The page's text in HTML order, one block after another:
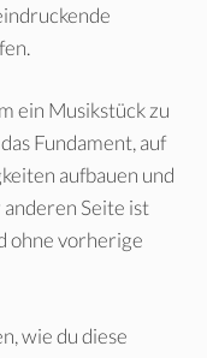
ein Musikstück zu
Fundament, auf
aufbauen und
Seite ist
ohne vorherige
wie du diese